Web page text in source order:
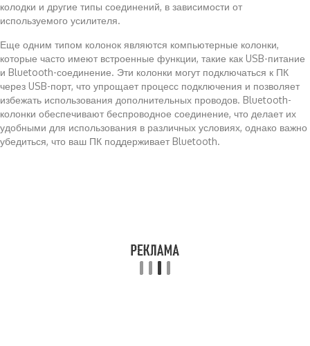
колодки и другие типы соединений, в зависимости от
используемого усилителя.
Еще одним типом колонок являются компьютерные колонки,
которые часто имеют встроенные функции, такие как USB-питание
и Bluetooth-соединение. Эти колонки могут подключаться к ПК
через USB-порт, что упрощает процесс подключения и позволяет
избежать использования дополнительных проводов. Bluetooth-
колонки обеспечивают беспроводное соединение, что делает их
удобными для использования в различных условиях, однако важно
убедиться, что ваш ПК поддерживает Bluetooth.